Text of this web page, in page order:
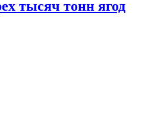
тысяч тонн ягод